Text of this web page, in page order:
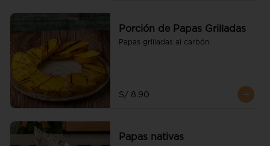
Porción de Papas Grilladas
Papas grilladas al carbón
S/ 8.90
Papas nativas